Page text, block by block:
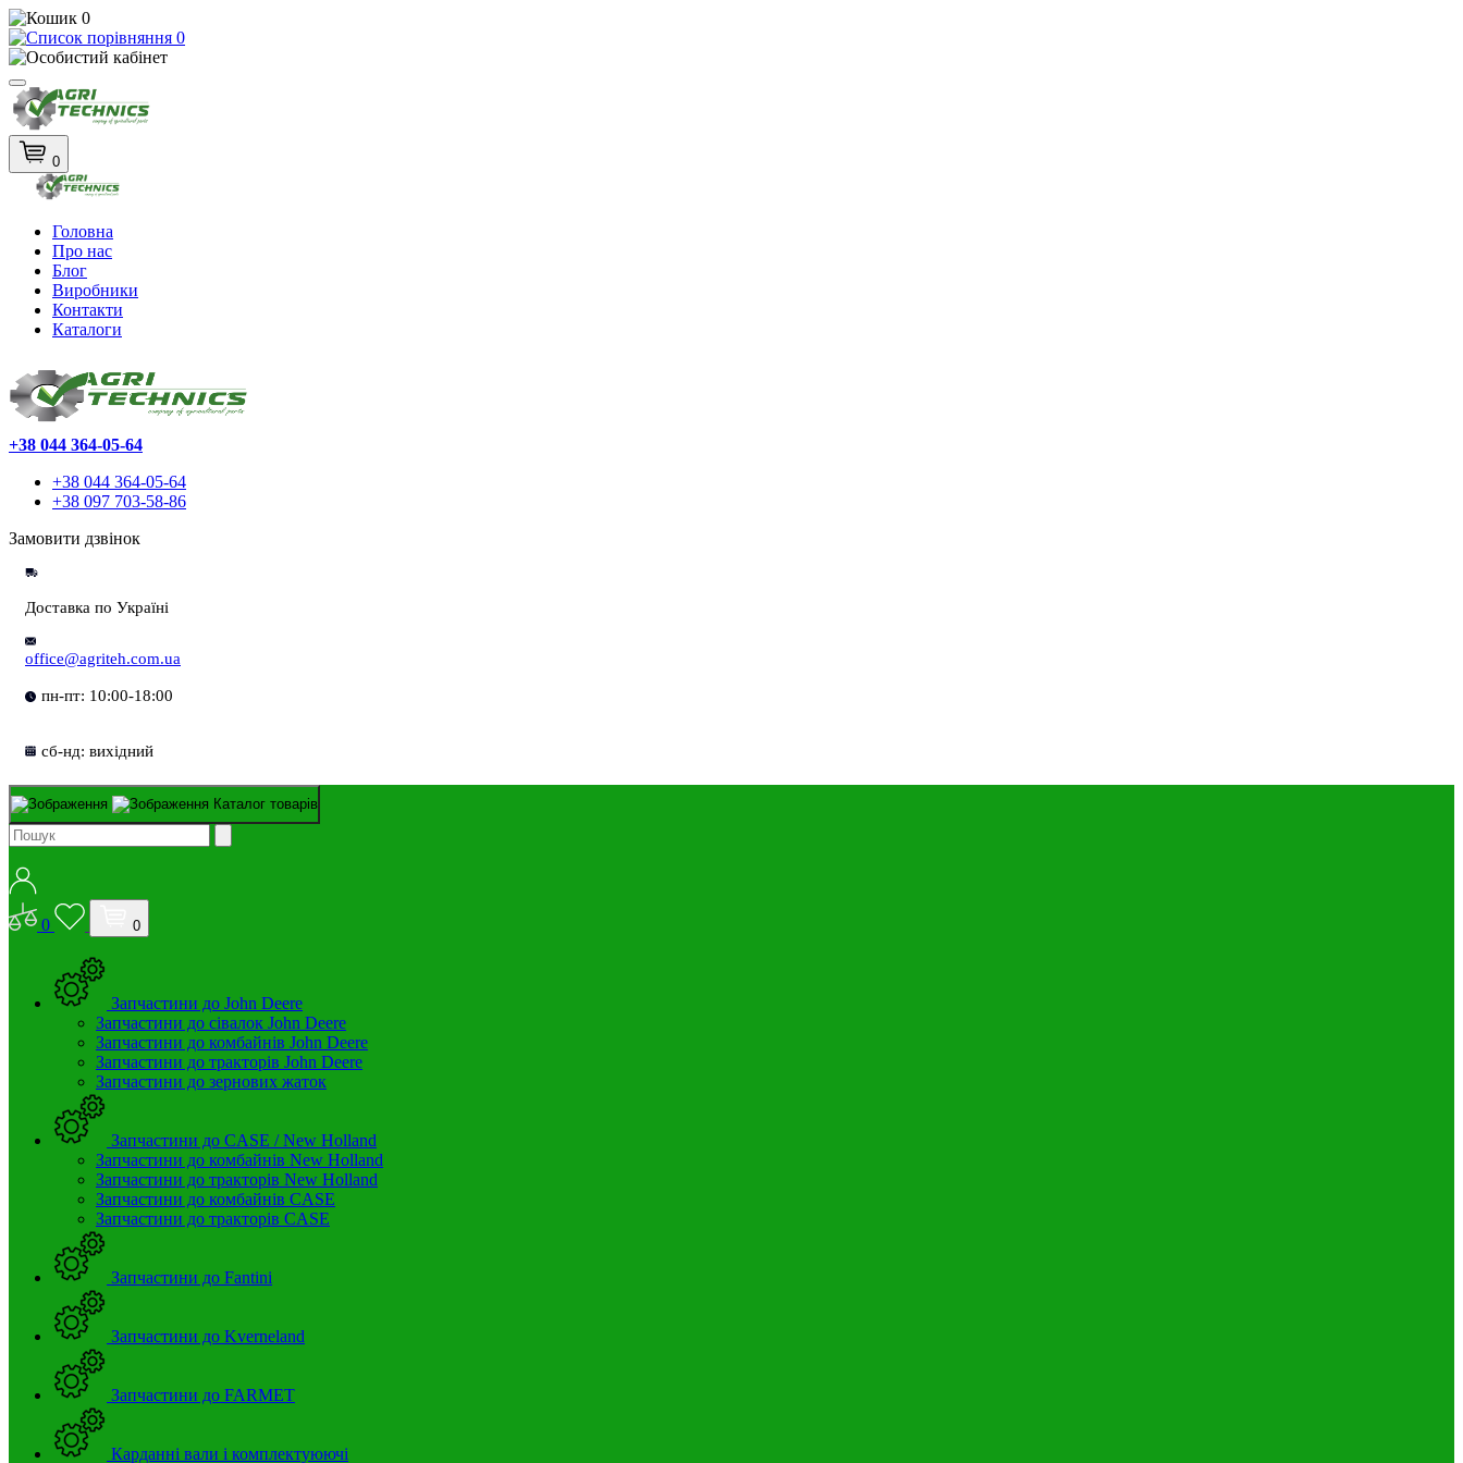
0
0
0
Головна
Про нас
Блог
Виробники
Контакти
Каталоги
+38 044 364-05-64
+38 044 364-05-64
+38 097 703-58-86
Замовити дзвінок
Доставка по Україні
office@agriteh.com.ua
пн-пт: 10:00-18:00
сб-нд: вихідний
Каталог товарів
0 0
Запчастини до John Deere
Запчастини до сівалок John Deere
Запчастини до комбайнів John Deere
Запчастини до тракторів John Deere
Запчастини до зернових жаток
Запчастини до CASE / New Holland
Запчастини до комбайнів New Holland
Запчастини до тракторів New Holland
Запчастини до комбайнів CASE
Запчастини до тракторів CASE
Запчастини до Fantini
Запчастини до Kverneland
Запчастини до FARMET
Карданні вали і комплектуюючі